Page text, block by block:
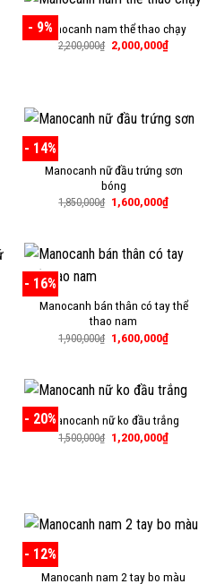
- 9%Manocanh nam thể thao chạy
2,200,000₫ Giá
gốc
2,000,000₫Giá
hiện
- 14%
Manocanh nữ đầu trứng sơn
bóng
1,850,000₫ Giá
gốc
1,600,000₫Giá
hiện
- 16%
Manocanh bán thân có tay thể
thao nam
1,900,000₫ Giá
gốc
1,600,000₫Giá
hiện
- 20%Manocanh nữ ko đầu trắng
1,500,000₫ Giá
gốc
1,200,000₫Giá
hiện
- 12%
Manocanh nam 2 tay bo màu